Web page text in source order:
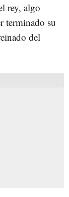
rey, algo
terminado su
del